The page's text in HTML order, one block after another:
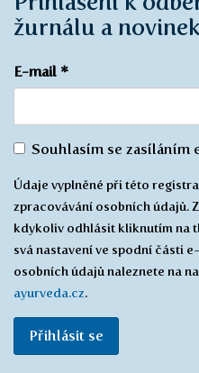
žurnálu a
E-mail *
Souhlas
zasíláním
*
Souhlasím se zasíláním
Údaje vyplněné při této
zpracovávání osobních údajů.
kdykoliv odhlásit kliknutím na
svá nastavení ve spodní části
osobních údajů naleznete na
ayurveda.cz.
Přihlásit se